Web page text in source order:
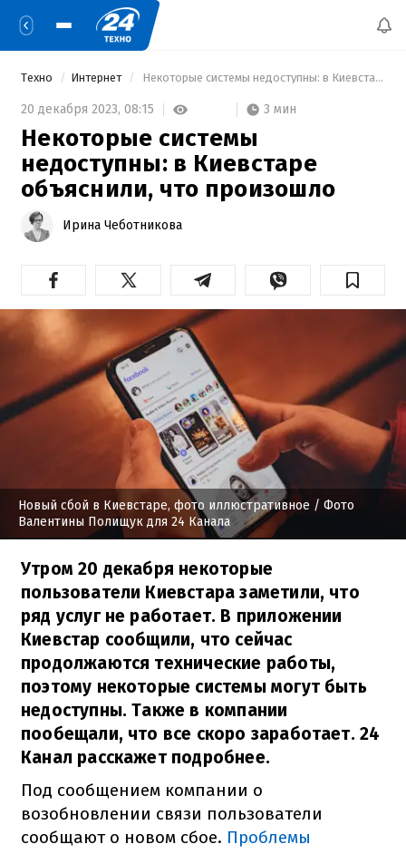
Техно Интернет Некоторые системы недоступны: в Киевстаре объяснили, что произошло
20 декабря 2023, 08:15 3 мин
Некоторые системы
недоступны: в Киевстаре
объяснили, что произошло
Ирина Чеботникова
Новый сбой в Киевстаре, фото иллюстративное / Фото
Валентины Полищук для 24 Канала
Утром 20 декабря некоторые
пользователи Киевстара заметили, что
ряд услуг не работает. В приложении
Киевстар сообщили, что сейчас
продолжаются технические работы,
поэтому некоторые системы могут быть
недоступны. Также в компании
пообещали, что все скоро заработает. 24
Канал расскажет подробнее.
Под сообщением компании о
возобновлении связи пользователи
сообщают о новом сбое. Проблемы